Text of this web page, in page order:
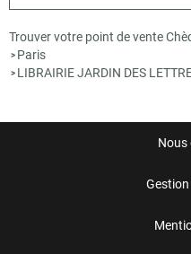
Trouver votre point de vente
> Paris
> LIBRAIRIE JARDIN DES
Nous